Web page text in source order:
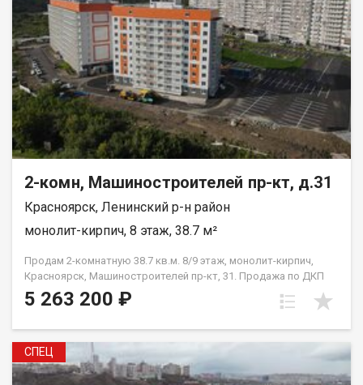
сады, клиники и магазины. Это идеальное местоположение
для семей с детьми и всех, кто ценит удобство и доступность
городских благ. Рассмотрим все виды расчёта. Возможно
использование мат капитала и жилищного сертификата.
Полное юр сопровождение сделки. Помощь в оформлении
ипотеки. Покажу в удобное для вас время по договорённости.
2-комн, Машиностроителей пр-кт, д.31
Красноярск, Ленинский р-н район
монолит-кирпич, 8 этаж, 38.7 м²
Продам 2-комнатную 38.7 кв.м. 8/9 этаж, монолит-кирпич,
Красноярск, Машиностроителей пр-кт, 31. Продажа по ДКП
НЕ ОТ ЗАСТРОЙЩИКА
5 263 200 ₽
СПЕЦ